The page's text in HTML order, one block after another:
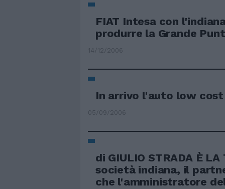
FIAT Intesa con
produrre la Grande
14/12/2006
In arrivo l'auto low
05/09/2006
di GIULIO STRADA È LA
società indiana, il
che l'amministratore